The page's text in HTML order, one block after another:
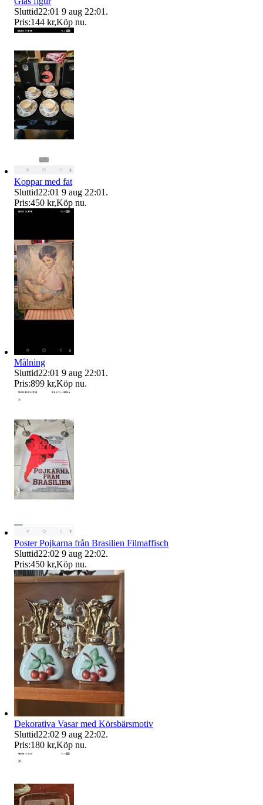
Sluttid22:01 9 aug 22:01 .
Pris:144 kr,Köp nu.
Koppar med fat
Sluttid22:01 9 aug 22:01 .
Pris:450 kr,Köp nu.
Målning
Sluttid22:01 9 aug 22:01 .
Pris:899 kr,Köp nu.
Poster Pojkarna från Brasilien Filmaffisch
Sluttid22:02 9 aug 22:02.
Pris:450 kr,Köp nu.
Dekorativa Vasar med Körsbärsmotiv
Sluttid22:02 9 aug 22:02.
Pris:180 kr,Köp nu.